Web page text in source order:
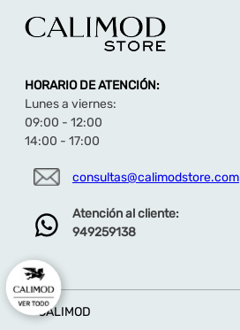
HORARIO DE ATENCIÓN:
Lunes a viernes:
09:00 - 12:00
14:00 - 17:00
consultas@calimodstore.com
Atención al cliente:
949259138
CALIMOD